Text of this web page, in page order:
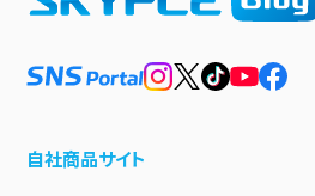
自社商品サイト